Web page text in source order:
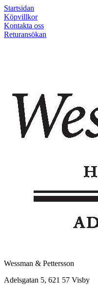
Startsidan
Köpvillkor
Kontakta oss
Returansökan
Wessman & Pettersson
Adelsgatan 5, 621 57 Visby